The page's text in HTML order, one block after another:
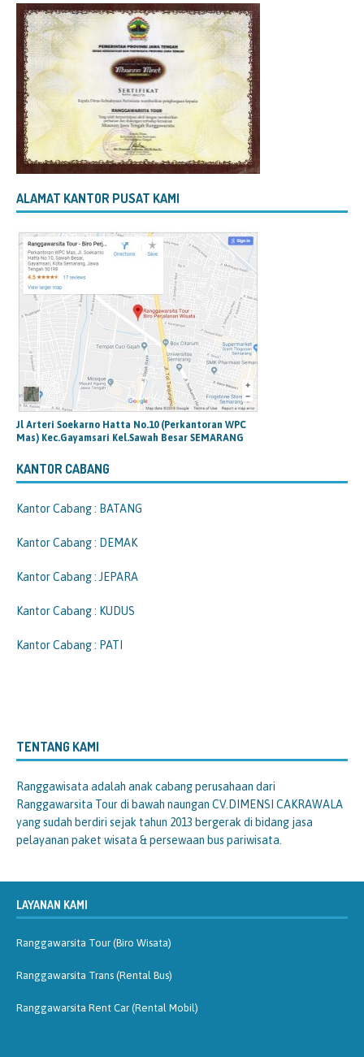
ALAMAT KANTOR PUSAT KAMI
Jl Arteri Soekarno Hatta No.10 (Perkantoran WPC
Mas) Kec.Gayamsari Kel.Sawah Besar SEMARANG
KANTOR CABANG
Kantor Cabang : BATANG
Kantor Cabang : DEMAK
Kantor Cabang : JEPARA
Kantor Cabang : KUDUS
Kantor Cabang : PATI
TENTANG KAMI
Ranggawisata adalah anak cabang perusahaan dari
Ranggawarsita Tour di bawah naungan CV.DIMENSI CAKRAWALA
yang sudah berdiri sejak tahun 2013 bergerak di bidang jasa
pelayanan paket wisata & persewaan bus pariwisata.
LAYANAN KAMI
Ranggawarsita Tour (Biro Wisata)
Ranggawarsita Trans (Rental Bus)
Ranggawarsita Rent Car (Rental Mobil)